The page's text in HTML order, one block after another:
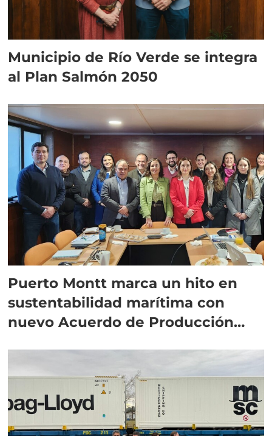
Municipio de Río Verde se integra
al Plan Salmón 2050
Puerto Montt marca un hito en
sustentabilidad marítima con
nuevo Acuerdo de Producción